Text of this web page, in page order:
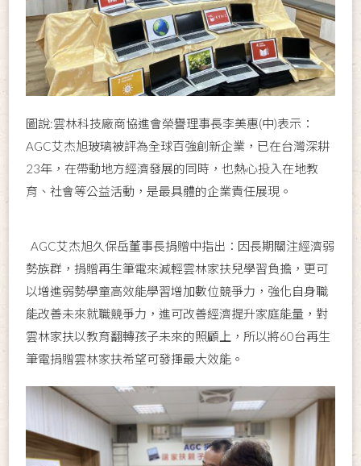
圖說:雲林科技廠商協進會榮譽理事長李美惠(中)表示：
AGC艾杰旭玻璃被評為全球百強創新企業，已在台灣深耕
23年，在帶動地方經濟發展的同時，也熱心投入在地教
育、社會等公益活動，是最具體的企業責任展現。
AGC艾杰旭久保岳董事長捐贈中指出：因長期關注經濟弱
勢族群，捐贈再生筆電來減輕雲林家扶兒學習負擔，更可
以增進弱勢學童高效能學習增加數位競爭力，強化自身職
能改善未來就職競爭力，進可改善經濟提升家庭能量，對
雲林家扶以教育翻轉孩子未來的照顧上，所以將60台再生
筆電捐贈雲林家扶希望可發揮最大效能。